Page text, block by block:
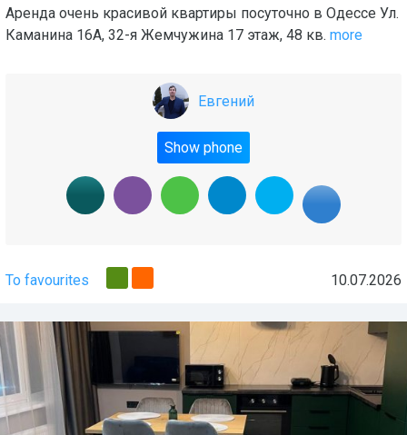
Аренда очень красивой квартиры посуточно в Одессе Ул.
Каманина 16А, 32-я Жемчужина 17 этаж, 48 кв. more
Евгений
Show phone
To favourites 10.07.2026